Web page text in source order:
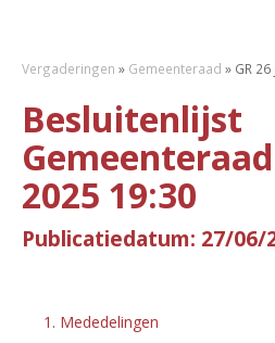
Vergaderingen » Gemeenteraad » GR
Besluitenlijst
2025 19:30
Publicatiedatum: 27/06/
1. Mededelingen